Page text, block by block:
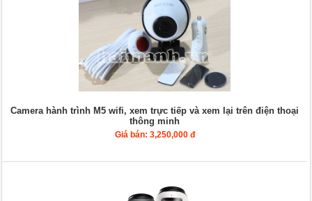
Camera hành trình M5 wifi, xem trực tiếp và xem lại trên điện thoại
thông minh
Giá bán: 3,250,000 đ